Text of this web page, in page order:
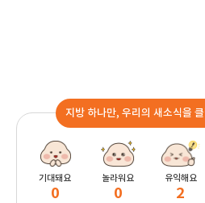
지방 하나만, 우리의 새소식을
기대돼요
0
놀라워요
0
유익해요
2